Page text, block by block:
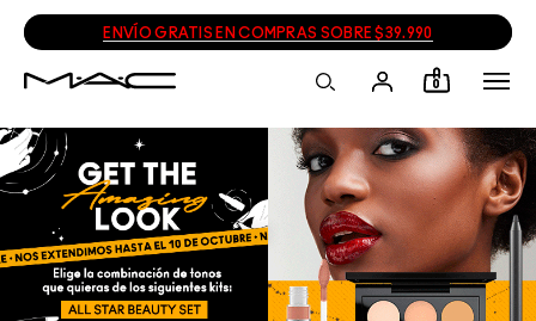
ENVÍO GRATIS EN COMPRAS SOBRE $39.990
0